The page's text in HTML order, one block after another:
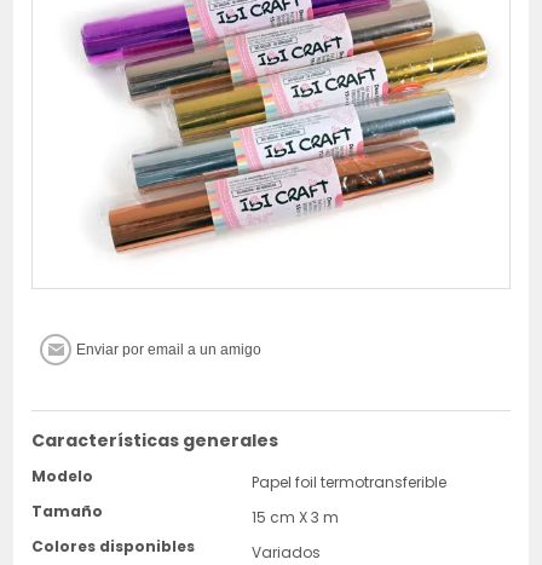
Características generales
Modelo
Papel foil termotransferible
Tamaño
15 cm X 3 m
Colores disponibles
Variados